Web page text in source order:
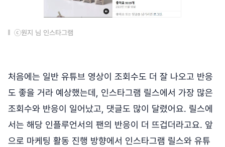
ⓒ원지 님 인스타그램
처음에는 일반 유튜브 영상이 조회수도 더 잘 나오고 반응
도 좋을 거라 예상했는데, 인스타그램 릴스에서 가장 많은
조회수와 반응이 일어났고, 댓글도 많이 달렸어요. 릴스에
서는 해당 인플루언서의 팬의 반응이 더 뜨겁더라고요. 앞
으로 마케팅 활동 진행 방향에서 인스타그램 릴스와 유튜